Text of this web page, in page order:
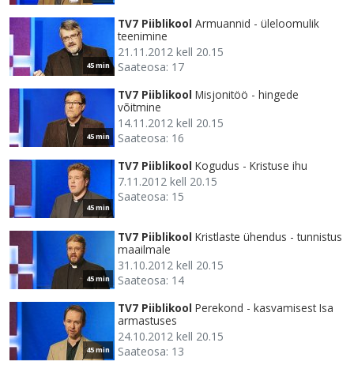
45 min
TV7 Piiblikool Armuannid - üleloomulik
teenimine
21.11.2012 kell 20.15
Saateosa: 17
45 min
TV7 Piiblikool Misjonitöö - hingede
võitmine
14.11.2012 kell 20.15
Saateosa: 16
45 min
TV7 Piiblikool Kogudus - Kristuse ihu
7.11.2012 kell 20.15
Saateosa: 15
45 min
TV7 Piiblikool Kristlaste ühendus - tunnistus
maailmale
31.10.2012 kell 20.15
Saateosa: 14
45 min
TV7 Piiblikool Perekond - kasvamisest Isa
armastuses
24.10.2012 kell 20.15
Saateosa: 13